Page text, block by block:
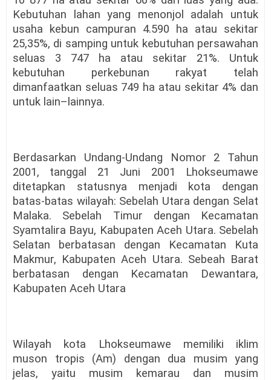
Kebutuhan lahan yang menonjol adalah untuk
usaha kebun campuran 4.590 ha atau sekitar
25,35%, di samping untuk kebutuhan persawahan
seluas 3 747 ha atau sekitar 21%. Untuk
kebutuhan perkebunan rakyat telah
dimanfaatkan seluas 749 ha atau sekitar 4% dan
untuk lain–lainnya.
Berdasarkan Undang-Undang Nomor 2 Tahun
2001, tanggal 21 Juni 2001 Lhokseumawe
ditetapkan statusnya menjadi kota dengan
batas-batas wilayah: Sebelah Utara dengan Selat
Malaka. Sebelah Timur dengan Kecamatan
Syamtalira Bayu, Kabupaten Aceh Utara. Sebelah
Selatan berbatasan dengan Kecamatan Kuta
Makmur, Kabupaten Aceh Utara. Sebeah Barat
berbatasan dengan Kecamatan Dewantara,
Kabupaten Aceh Utara
Wilayah kota Lhokseumawe memiliki iklim
muson tropis (Am) dengan dua musim yang
jelas, yaitu musim kemarau dan musim